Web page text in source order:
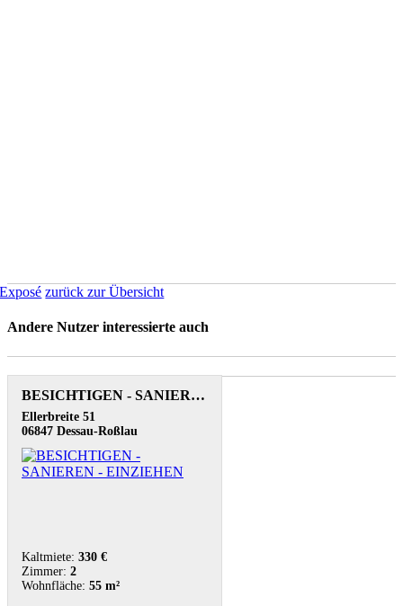
Exposé zurück zur Übersicht
Andere Nutzer interessierte auch
BESICHTIGEN - SANIEREN - EINZIEHEN
Ellerbreite 51
06847 Dessau-Roßlau
Kaltmiete: 330 €
Zimmer: 2
Wohnfläche: 55 m²